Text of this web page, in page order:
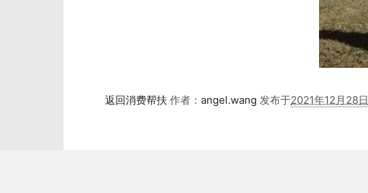
返回消费帮扶 作者： angel.wang 发布于2021年12月28日